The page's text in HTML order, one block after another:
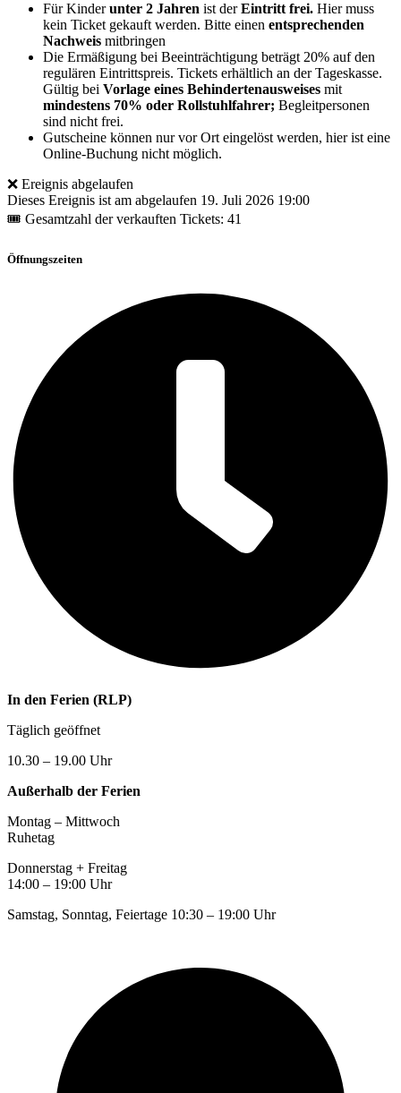
Für Kinderunter 2 Jahren ist derEintritt frei. Hier muss
kein Ticket gekauft werden. Bitte einen entsprechenden
Nachweis mitbringen
Die Ermäßigung bei Beeinträchtigung beträgt 20% auf den
regulären Eintrittspreis. Tickets erhältlich an der Tageskasse.
Gültig bei Vorlage eines Behindertenausweises mit
mindestens 70% oder Rollstuhlfahrer; Begleitpersonen
sind nicht frei.
Gutscheine können nur vor Ort eingelöst werden, hier ist eine
Online-Buchung nicht möglich.
❌ Ereignis abgelaufen
Dieses Ereignis ist am abgelaufen 19. Juli 2026 19:00
🎟 Gesamtzahl der verkauften Tickets: 41
Öffnungszeiten
In den Ferien (RLP)
Täglich geöffnet
10.30 – 19.00 Uhr
Außerhalb der Ferien
Montag – Mittwoch
Ruhetag
Donnerstag + Freitag
14:00 – 19:00 Uhr
Samstag, Sonntag, Feiertage 10:30 – 19:00 Uhr